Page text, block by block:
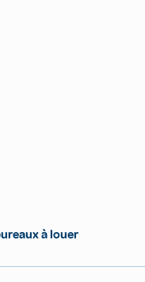
à louer